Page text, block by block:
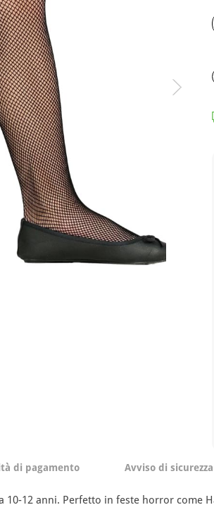
di pagamento Avviso di sicurezza
12 anni. Perfetto in feste horror come